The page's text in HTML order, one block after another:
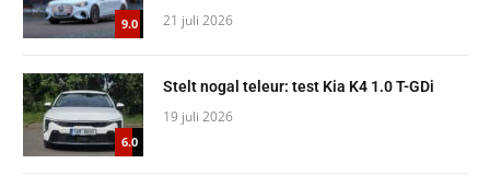
9.0 21 juli 2026
6.0
Stelt nogal teleur: test Kia K4 1.0 T-GDi
19 juli 2026